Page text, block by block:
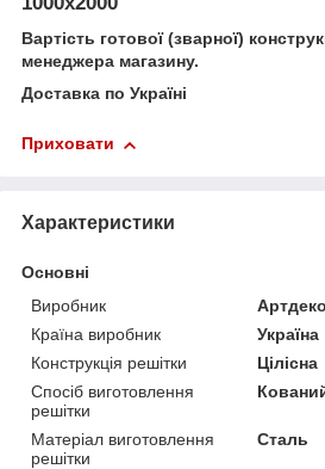
Вартість готової (зварної)
менеджера магазину.
Доставка по Україні
Приховати
Характеристики
Основні
Виробник
Артдеко
Країна виробник
Україна
Конструкція решітки
Цілісна
Спосіб виготовлення
решітки
Матеріал виготовлення
решітки
Сталь